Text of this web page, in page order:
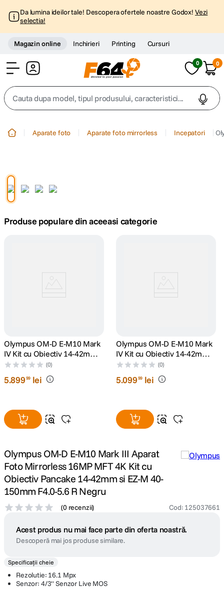
Da lumina ideilor tale! Descopera ofertele noastre Godox! Vezi
selectia!
Magazin online Inchirieri Printing Cursuri
0 0
Cauta dupa model, tipul produsului, caracteristici...
4. peak design
9. dji mic mini
10 . dji osmo
Aparate foto Aparate foto mirrorless Incepatori
Produse populare din aceeasi categorie
Olympus OM-D E-M10 Mark
IV Kit cu Obiectiv 14-42mm
si 40-150 Silver
(0)
5.89999 lei
Olympus OM-D E-M10 Mark
IV Kit cu Obiectiv 14-42mm
Silver
(0)
5.09999 lei
Olympus OM-D E-M10 Mark III Aparat
Foto Mirrorless 16MP MFT 4K Kit cu
Obiectiv Pancake 14-42mm si EZ-M 40-
150mm F4.0-5.6 R Negru
(0 recenzii) Cod: 125037661
Acest produs nu mai face parte din oferta noastră.
Descoperă mai jos produse similare.
Specificații cheie
Rezolutie: 16.1 Mpx
Senzor: 4/3'' Senzor Live MOS